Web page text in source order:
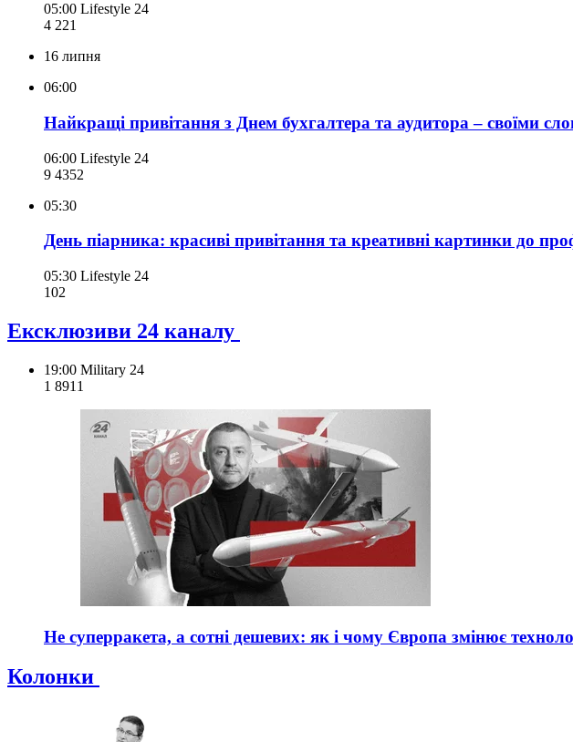
05:00 Lifestyle 24
4 221
16 липня
06:00
Найкращі привітання з Днем бухгалтера та аудитора – своїми
06:00 Lifestyle 24
9 4352
05:30
День піарника: красиві привітання та креативні картинки до
05:30 Lifestyle 24
102
Ексклюзиви 24 каналу
19:00 Military 24
1 891 1
Не суперракета, а сотні дешевих: як і чому Європа змінює
Колонки